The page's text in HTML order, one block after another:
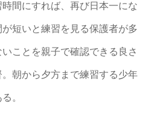
間にすれば、再び日本一にな
短いと練習を見る保護者が多
ことを親子で確認できる良さ
朝から夕方まで練習する少年
。